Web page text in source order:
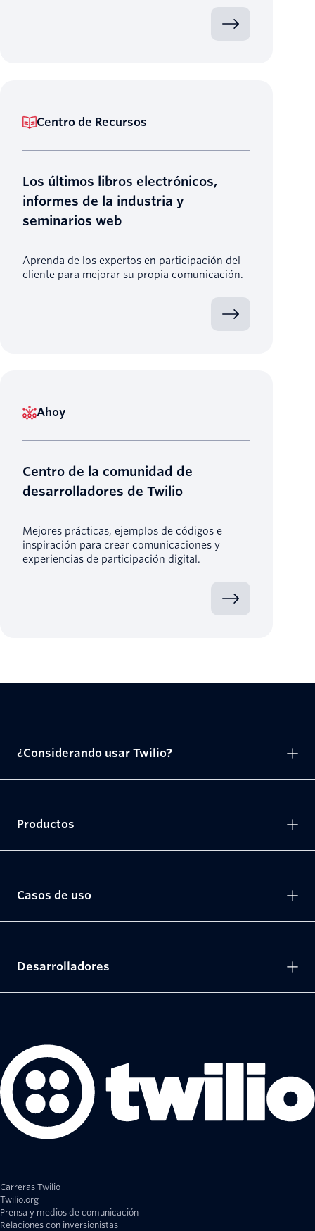
Centro de Recursos
Los últimos libros electrónicos,
informes de la industria y
seminarios web
Aprenda de los expertos en participación del
cliente para mejorar su propia comunicación.
Ahoy
Centro de la comunidad de
desarrolladores de Twilio
Mejores prácticas, ejemplos de códigos e
inspiración para crear comunicaciones y
experiencias de participación digital.
Carreras Twilio
Twilio.org
Prensa y medios de comunicación
Relaciones con inversionistas
¿Considerando usar Twilio?
Productos
Casos de uso
Desarrolladores